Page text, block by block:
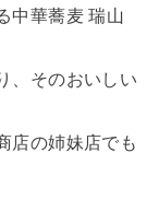
中華蕎麦 瑞山
、そのおいしい
店の姉妹店でも